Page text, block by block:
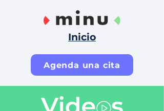
Inicio
Agenda una cita